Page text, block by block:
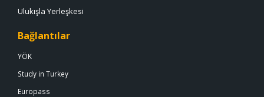
Ulukışla Yerleşkesi
Bağlantılar
YÖK
Study in Turkey
Europass